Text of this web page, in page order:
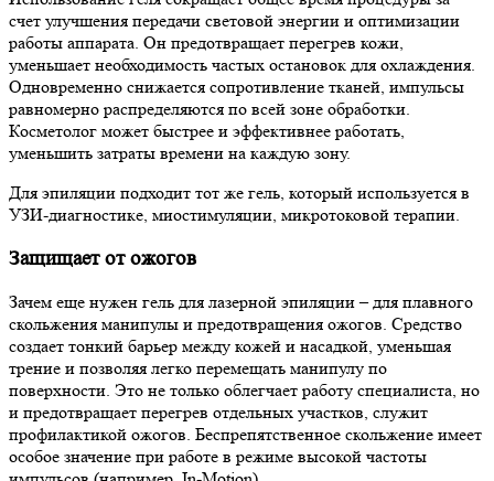
счет улучшения передачи световой энергии и оптимизации
работы аппарата. Он предотвращает перегрев кожи,
уменьшает необходимость частых остановок для охлаждения.
Одновременно снижается сопротивление тканей, импульсы
равномерно распределяются по всей зоне обработки.
Косметолог может быстрее и эффективнее работать,
уменьшить затраты времени на каждую зону.
Для эпиляции подходит тот же гель, который используется в
УЗИ-диагностике, миостимуляции, микротоковой терапии.
Защищает от ожогов
Зачем еще нужен гель для лазерной эпиляции – для плавного
скольжения манипулы и предотвращения ожогов. Средство
создает тонкий барьер между кожей и насадкой, уменьшая
трение и позволяя легко перемещать манипулу по
поверхности. Это не только облегчает работу специалиста, но
и предотвращает перегрев отдельных участков, служит
профилактикой ожогов. Беспрепятственное скольжение имеет
особое значение при работе в режиме высокой частоты